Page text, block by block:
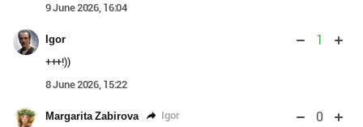
9 June 2026, 16:04
Igor 1
+++!))
8 June 2026, 15:22
Margarita Zabirova Igor 0